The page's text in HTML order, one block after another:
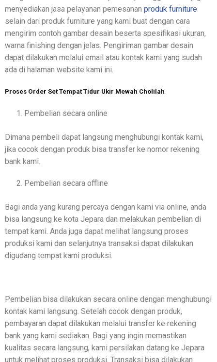
menyediakan jasa pelayanan pemesanan produk furniture
selain dari produk furniture yang kami buat dengan cara
mengirim contoh gambar desain beserta spesifikasi ukuran,
warna finishing dengan jelas. Pengiriman gambar desain
dapat dilakukan melalui email atau kontak kami yang sudah
ada di halaman website kami ini.
Proses Order Set Tempat Tidur Ukir Mewah Cholilah
Pembelian secara online
Dimana pembeli dapat langsung menghubungi kontak kami,
jika cocok dengan produk bisa transfer ke nomor rekening
bank kami.
Pembelian secara offline
Bagi anda yang kurang percaya dengan kami via online, anda
bisa langsung ke kota Jepara dan melakukan pembelian di
tempat kami. Anda juga dapat melihat langsung proses
produksi kami dan selanjutnya transaksi dapat dilakukan
digudang tempat kami produksi.
Pembelian bisa dilakukan secara online dengan menghubungi
kontak kami langsung. Setelah cocok dengan produk,
pembayaran dapat dilakukan melalui transfer ke rekening
bank yang kami sediakan. Bagi yang ingin memastikan
kualitas secara langsung, kami persilakan datang ke Jepara
untuk melihat proses produksi. Transaksi bisa dilakukan